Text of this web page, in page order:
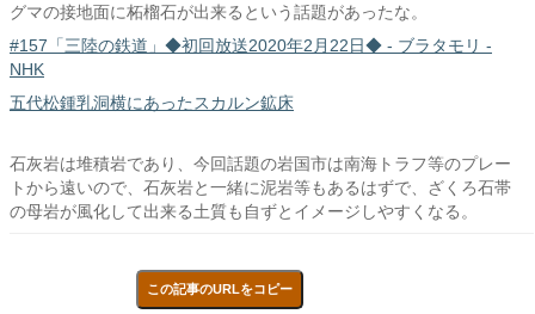
グマの接地面に柘榴石が出来るという話題があったな。
#157「三陸の鉄道」◆初回放送2020年2月22日◆ - ブラタモリ -
NHK
五代松鍾乳洞横にあったスカルン鉱床
石灰岩は堆積岩であり、今回話題の岩国市は南海トラフ等のプレー
トから遠いので、石灰岩と一緒に泥岩等もあるはずで、ざくろ石帯
の母岩が風化して出来る土質も自ずとイメージしやすくなる。
この記事のURLをコピー